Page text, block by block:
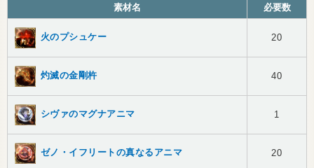
素材名 必要数
火のプシュケー 20
灼滅の金剛杵 40
シヴァのマグナアニマ 1
ゼノ・イフリートの真なるアニマ 20